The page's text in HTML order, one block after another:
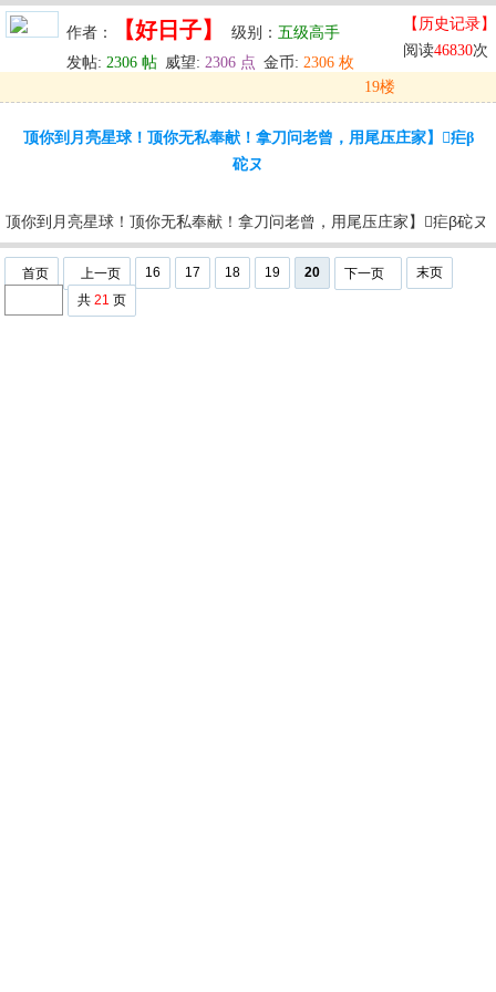
作者： 【好日子】 级别： 五级高手
发帖: 2306 帖 威望: 2306 点 金币: 2306 枚
【历史记录】
阅读46830次
19楼
回复 u 编辑 u
顶你到月亮星球！顶你无私奉献！拿刀问老曾，用尾压庄家】疟β
砣ヌ
顶你到月亮星球！顶你无私奉献！拿刀问老曾，用尾压庄家】疟β砣ヌ
首页 上一页 16 17 18 19 20 下一页
末页
共 21 页